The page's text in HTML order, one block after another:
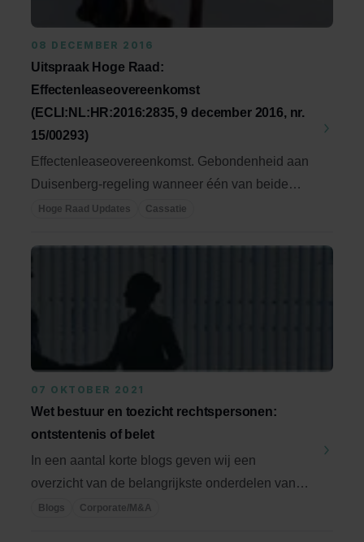
08 DECEMBER 2016
Uitspraak Hoge Raad:
Effectenleaseovereenkomst
(ECLI:NL:HR:2016:2835, 9 december 2016, nr.
15/00293)
Effectenleaseovereenkomst. Gebondenheid aan
Duisenberg-regeling wanneer één van beide
echtgenoten ...
Hoge Raad Updates Cassatie
07 OKTOBER 2021
Wet bestuur en toezicht rechtspersonen:
ontstentenis of belet
In een aantal korte blogs geven wij een
overzicht van de belangrijkste onderdelen van
de WBTR. Deze ...
Blogs Corporate/M&A